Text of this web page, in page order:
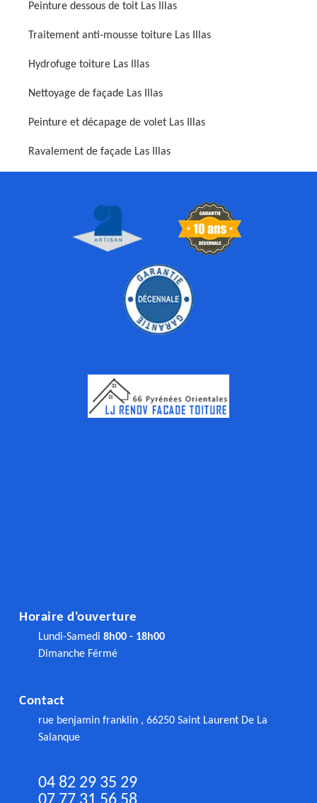
Peinture dessous de toit Las Illas
Traitement anti-mousse toiture Las Illas
Hydrofuge toiture Las Illas
Nettoyage de façade Las Illas
Peinture et décapage de volet Las Illas
Ravalement de façade Las Illas
Horaire d'ouverture
Lundi-Samedi 8h00 - 18h00
Dimanche Férmé
Contact
rue benjamin franklin , 66250 Saint Laurent De La
Salanque
04 82 29 35 29